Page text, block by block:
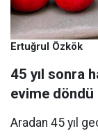
Ertuğrul Özkök
45 yıl sonra
evime döndü
Aradan 45 yıl